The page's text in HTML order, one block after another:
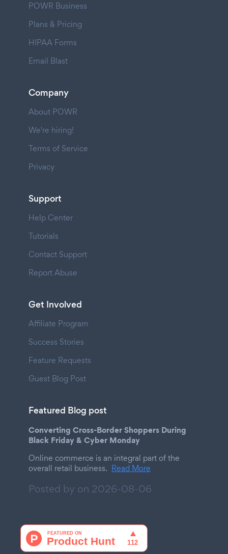
POWR Business
Plans & Pricing
HIPAA Forms
Email Blast
Company
About POWR
We're hiring!
Terms of Service
Privacy
Support
Help Center
Tutorials
Contact Support
Report Abuse
Get Involved
Affiliate Program
Success Stories
Feature Requests
Guest Blog Post
Featured Blog post
Converting Cross-Border Shoppers During
Black Friday & Cyber Monday
Online commerce is an integral part of the
overall retail business. Read More
Posted by on 2026-08-06